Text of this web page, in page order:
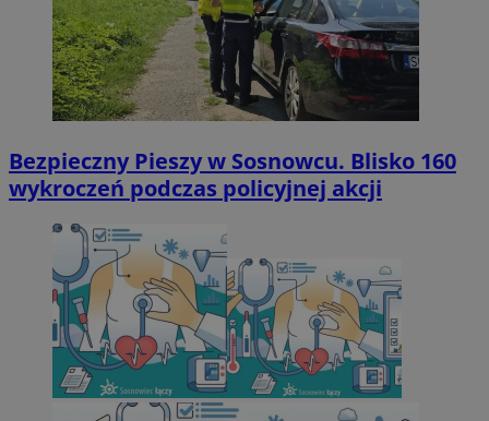
Bezpieczny Pieszy w Sosnowcu. Blisko 160
wykroczeń podczas policyjnej akcji